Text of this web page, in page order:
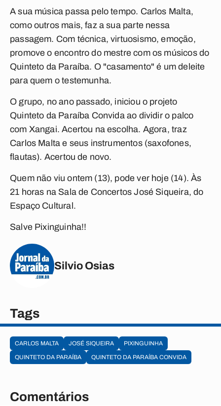
A sua música passa pelo tempo. Carlos Malta,
como outros mais, faz a sua parte nessa
passagem. Com técnica, virtuosismo, emoção,
promove o encontro do mestre com os músicos do
Quinteto da Paraíba. O "casamento" é um deleite
para quem o testemunha.
O grupo, no ano passado, iniciou o projeto
Quinteto da Paraíba Convidaao dividir o palco
com Xangai. Acertou na escolha. Agora, traz
Carlos Malta e seus instrumentos (saxofones,
flautas). Acertou de novo.
Quem não viu ontem (13), pode ver hoje (14). Às
21 horas na Sala de Concertos José Siqueira, do
Espaço Cultural.
Salve Pixinguinha!!
Silvio Osias
Tags
CARLOS MALTA JOSÉ SIQUEIRA
PIXINGUINHA
QUINTETO DA PARAÍBA
QUINTETO DA PARAÍBA CONVIDA
Comentários